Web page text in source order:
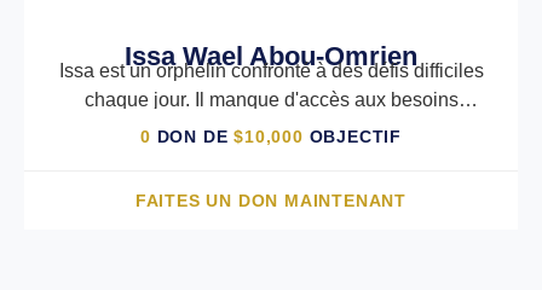
Issa Wael Abou-Omrien
Issa est un orphelin confronté à des défis difficiles
chaque jour. Il manque d'accès aux besoins
essentiels comme la nourriture, l'éducation et la
0 DON DE$10,000 OBJECTIF
FAITES UN DON MAINTENANT